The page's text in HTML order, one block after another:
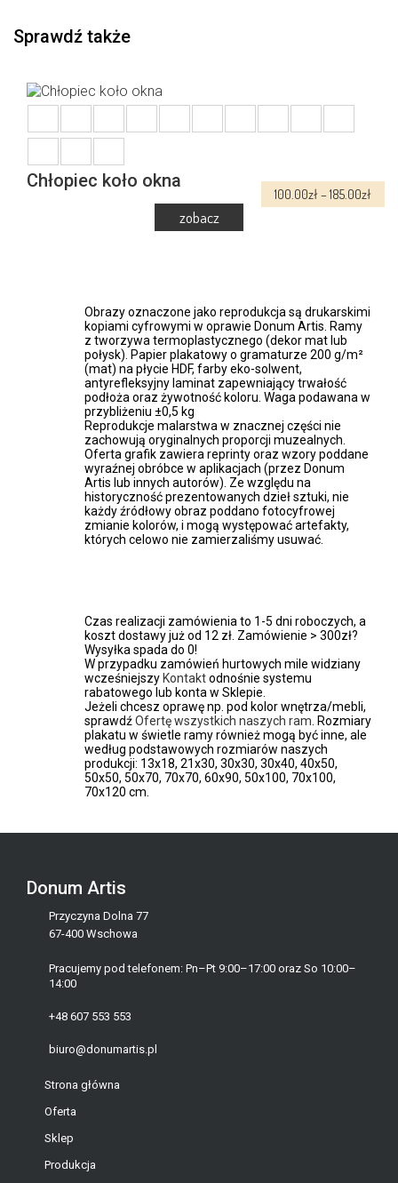
Sprawdź także
Chłopiec koło okna
100.00zł– 185.00zł
cen:
Obrazy oznaczone jako reprodukcja są drukarskimi
kopiami cyfrowymi w oprawie Donum Artis. Ramy
z tworzywa termoplastycznego (dekor mat lub
połysk). Papier plakatowy o gramaturze 200 g/m²
(mat) na płycie HDF, farby eko-solwent,
antyrefleksyjny laminat zapewniający trwałość
podłoża oraz żywotność koloru. Waga podawana w
przybliżeniu ±0,5 kg
Reprodukcje malarstwa w znacznej części nie
zachowują oryginalnych proporcji muzealnych.
Oferta grafik zawiera reprinty oraz wzory poddane
wyraźnej obróbce w aplikacjach (przez Donum
Artis lub innych autorów). Ze względu na
historyczność prezentowanych dzieł sztuki, nie
każdy źródłowy obraz poddano fotocyfrowej
zmianie kolorów, i mogą występować artefakty,
których celowo nie zamierzaliśmy usuwać.
Czas realizacji zamówienia to 1-5 dni roboczych, a
koszt dostawy już od 12 zł. Zamówienie > 300zł?
Wysyłka spada do 0!
W przypadku zamówień hurtowych mile widziany
wcześniejszy Kontaktodnośnie systemu
rabatowego lub konta w Sklepie.
Jeżeli chcesz oprawę np. pod kolor wnętrza/mebli,
sprawdźOfertę wszystkich naszych ram . Rozmiary
plakatu w świetle ramy również mogą być inne, ale
według podstawowych rozmiarów naszych
produkcji: 13x18, 21x30, 30x30, 30x40, 40x50,
50x50, 50x70, 70x70, 60x90, 50x100, 70x100,
70x120 cm.
Donum Artis
Przyczyna Dolna 77
67-400 Wschowa
Pracujemy pod telefonem: Pn–Pt 9:00–17:00 oraz So 10:00–
14:00
+48 607 553 553
biuro@donumartis.pl
Strona główna
Oferta
Sklep
Produkcja